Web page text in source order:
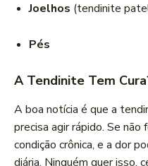
Joelhos (tendinite
Pés
A Tendinite Tem
A boa notícia é que a
precisa agir rápido. Se
condição crônica, e a dor
diária. Ninguém quer isso,